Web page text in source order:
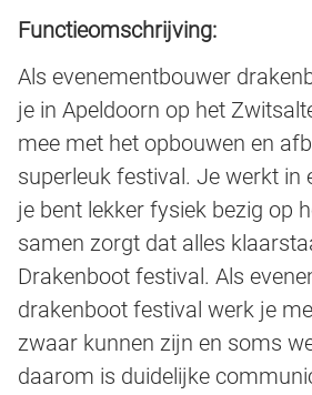
Functieomschrijving:
Als evenementbouwer
je in Apeldoorn op het
mee met het opbouwen en
superleuk festival. Je werkt in
je bent lekker fysiek bezig op
samen zorgt dat alles
Drakenboot festival. Als
drakenboot festival werk je
zwaar kunnen zijn en soms
daarom is duidelijke